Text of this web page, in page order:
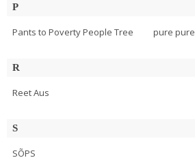
P
Pants to PovertyPeople Tree pure pure
R
Reet Aus
S
SÕPS